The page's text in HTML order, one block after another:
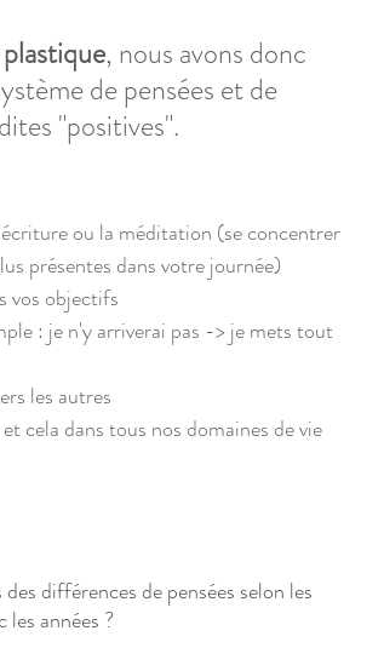
, nous avons donc
de pensées et de
"positives".
ou la méditation (se concentrer
présentes dans votre journée)
vos objectifs
: je n'y arriverai pas -> je mets tout
les autres
et cela dans tous nos domaines de vie
différences de pensées selon les
les années ?